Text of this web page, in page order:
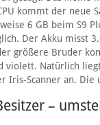
kommt der neue
6 GB beim S9
Der Akku misst
größere Bruder
violett. Natürlich
Iris-Scanner an.
–